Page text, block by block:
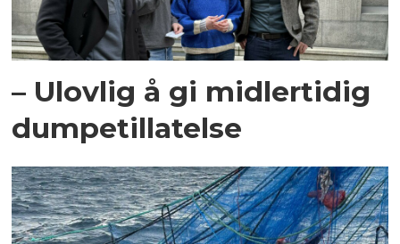
– Ulovlig å gi midlertidig
dumpetillatelse